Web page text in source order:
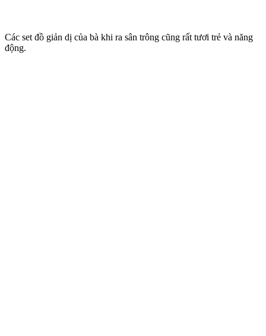
Các set đồ giản dị của bà khi ra sân trông cũng rất tươi trẻ và năng
động.